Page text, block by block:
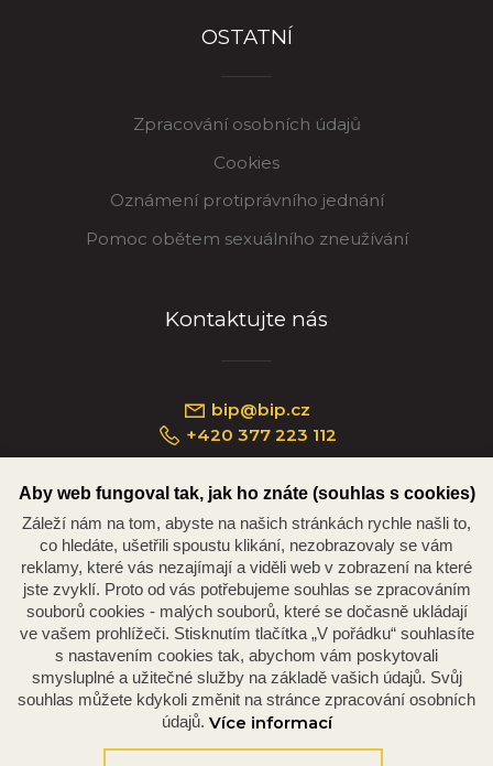
OSTATNÍ
Zpracování osobních údajů
Cookies
Oznámení protiprávního jednání
Pomoc obětem sexuálního zneužívání
Kontaktujte nás
bip@bip.cz
+420 377 223 112
Náměstí Republiky 234/35, 301 00 Plzeň
Aby web fungoval tak, jak ho znáte (souhlas s cookies)
Záleží nám na tom, abyste na našich stránkách rychle našli to,
co hledáte, ušetřili spoustu klikání, nezobrazovaly se vám
reklamy, které vás nezajímají a viděli web v zobrazení na které
jste zvyklí. Proto od vás potřebujeme souhlas se zpracováním
souborů cookies - malých souborů, které se dočasně ukládají
ve vašem prohlížeči. Stisknutím tlačítka „V pořádku“ souhlasíte
s nastavením cookies tak, abychom vám poskytovali
smysluplné a užitečné služby na základě vašich údajů. Svůj
souhlas můžete kdykoli změnit na stránce zpracování osobních
údajů. Více informací